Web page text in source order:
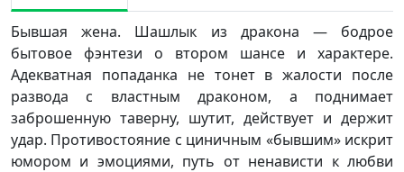
Бывшая жена. Шашлык из дракона — бодрое
бытовое фэнтези о втором шансе и характере.
Адекватная попаданка не тонет в жалости после
развода с властным драконом, а поднимает
заброшенную таверну, шутит, действует и держит
удар. Противостояние с циничным «бывшим» искрит
юмором и эмоциями, путь от ненависти к любви